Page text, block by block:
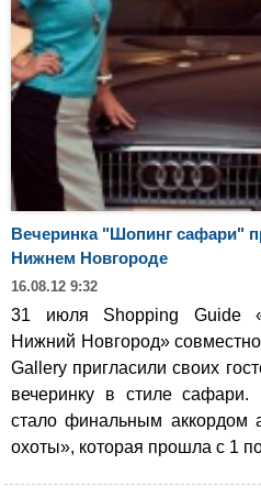
Вечеринка "Шопинг сафари"
Нижнем Новгороде
16.08.12 9:32
31 июля Shopping Guide
Нижний Новгород»
Gallery пригласили своих
вечеринку в стиле сафари.
стало финальным аккордом
охоты», которая прошла с 1